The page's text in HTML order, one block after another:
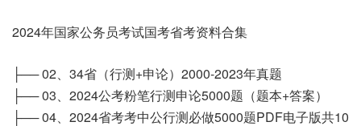
2024年国家公务员考试国考省考资料合集
├── 02、34省（行测+申论）2000-2023年真题
├── 03、2024公考粉笔行测申论5000题（题本+答案）
├── 04、2024省考考中公行测必做5000题PDF电子版共10